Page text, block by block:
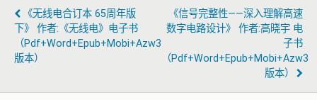
《无线电合订本 65周年版
下》 作者:《无线电》电子书
（pdf+word+epub+mobi+azw3
版本）
《信号完整性——深入理解高速
数字电路设计》 作者:高晓宇 电
子书
（pdf+word+epub+mobi+azw3
版本）